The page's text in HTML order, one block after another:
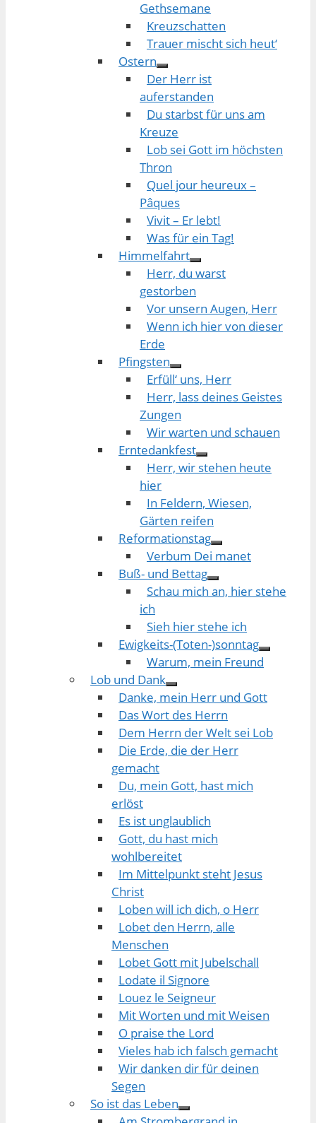
Gethsemane
Kreuzschatten
Trauer mischt sich heut‘
Ostern
Der Herr ist
auferstanden
Du starbst für uns am
Kreuze
Lob sei Gott im höchsten
Thron
Quel jour heureux –
Pâques
Vivit – Er lebt!
Was für ein Tag!
Himmelfahrt
Herr, du warst
gestorben
Vor unsern Augen, Herr
Wenn ich hier von dieser
Erde
Pfingsten
Erfüll‘ uns, Herr
Herr, lass deines Geistes
Zungen
Wir warten und schauen
Erntedankfest
Herr, wir stehen heute
hier
In Feldern, Wiesen,
Gärten reifen
Reformationstag
Verbum Dei manet
Buß- und Bettag
Schau mich an, hier stehe
ich
Sieh hier stehe ich
Ewigkeits-(Toten-)sonntag
Warum, mein Freund
Lob und Dank
Danke, mein Herr und Gott
Das Wort des Herrn
Dem Herrn der Welt sei Lob
Die Erde, die der Herr
gemacht
Du, mein Gott, hast mich
erlöst
Es ist unglaublich
Gott, du hast mich
wohlbereitet
Im Mittelpunkt steht Jesus
Christ
Loben will ich dich, o Herr
Lobet den Herrn, alle
Menschen
Lobet Gott mit Jubelschall
Lodate il Signore
Louez le Seigneur
Mit Worten und mit Weisen
O praise the Lord
Vieles hab ich falsch gemacht
Wir danken dir für deinen
Segen
So ist das Leben